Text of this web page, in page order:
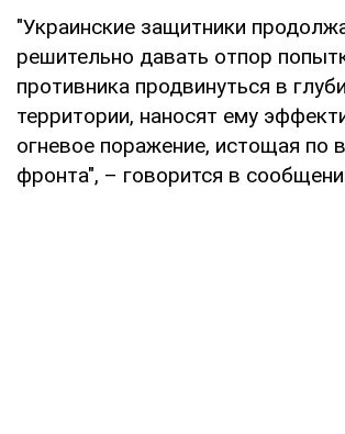
"Украинские защитники
решительно давать отпор
противника продвинуться в
территории, наносят ему
огневое поражение, истощая по
фронта", – говорится в